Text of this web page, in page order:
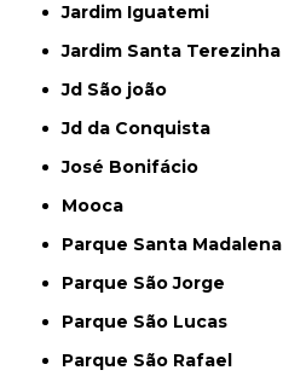
Jardim Iguatemi
Jardim Santa Terezinha
Jd São joão
Jd da Conquista
José Bonifácio
Mooca
Parque Santa Madalena
Parque São Jorge
Parque São Lucas
Parque São Rafael